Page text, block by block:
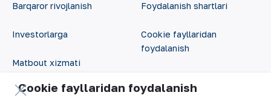
Barqaror rivojlanish
Investorlarga
Matbout xizmati
Karyera
Foydalanish shartlari
Cookie fayllaridan
foydalanish
Cookie fayllaridan foydalanish